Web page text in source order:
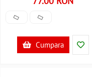
Cumpara